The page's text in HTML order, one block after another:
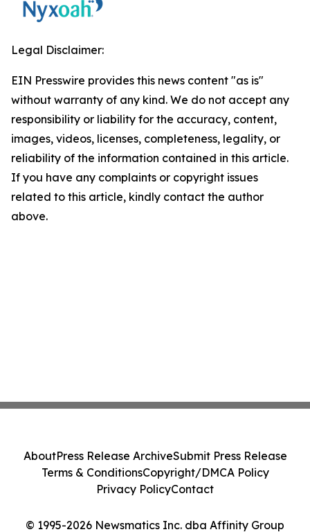
Legal Disclaimer:
EIN Presswire provides this news content "as is"
without warranty of any kind. We do not accept any
responsibility or liability for the accuracy, content,
images, videos, licenses, completeness, legality, or
reliability of the information contained in this article.
If you have any complaints or copyright issues
related to this article, kindly contact the author
above.
© 1995-2026 Newsmatics Inc. dba Affinity Group
AboutPress Release ArchiveSubmit Press Release
Terms & ConditionsCopyright/DMCA Policy
Privacy PolicyContact